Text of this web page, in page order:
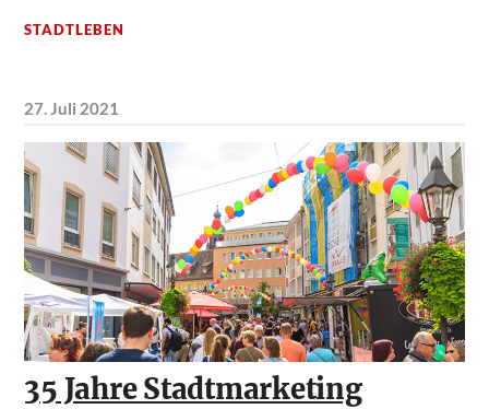
STADTLEBEN
27. Juli 2021
35 Jahre Stadtmarketing